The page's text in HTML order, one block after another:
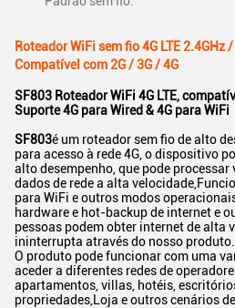
Roteador WiFi sem fio 4G LTE 2.4GHz
Compatível com 2G / 3G / 4G
SF803 Roteador WiFi 4G LTE,
Suporte 4G para Wired & 4G para WiFi
SF803é um roteador sem fio de alto
para acesso à rede 4G, o dispositivo
alto desempenho, que pode
dados de rede a alta
para WiFi e outros modos
hardware e hot-backup de internet e
pessoas podem obter internet de alta
ininterrupta através do nosso produto.
O produto pode funcionar com uma
aceder a diferentes redes de
apartamentos, villas, hotéis,
propriedades,Loja e outros cenários